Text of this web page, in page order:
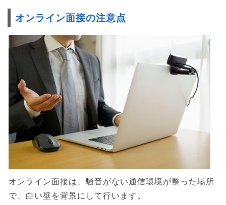
オンライン面接の注意点
オンライン面接は、騒音がない通信環境が整った場所
で、白い壁を背景にして行います。